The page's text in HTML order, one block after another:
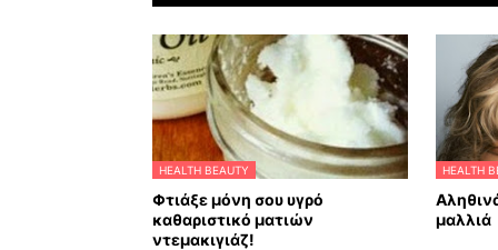
HEALTH BEAUTY
Φτιάξε μόνη σου υγρό
καθαριστικό ματιών
ντεμακιγιάζ!
HEALTH
μαλλιά